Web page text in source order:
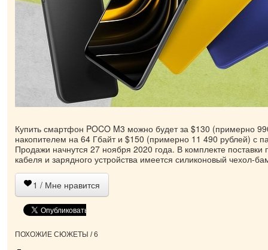
Купить смартфон POCO M3 можно будет за $130 (примерно
накопителем на 64 Гбайт и $150 (примерно 11 490 рублей) с
Продажи начнутся 27 ноября 2020 года. В комплекте
кабеля и зарядного устройства имеется силиконовый чехол-
1 / Мне нравится
ПОХОЖИЕ СЮЖЕТЫ / 6